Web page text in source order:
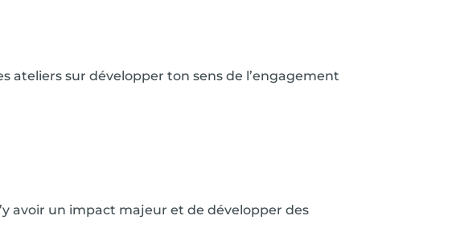
ateliers sur développer ton sens de l’engagement
avoir un impact majeur et de développer des